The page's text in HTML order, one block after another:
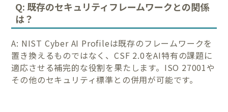
Q: 既存のセキュリティフレームワークとの関係
は？
A: NIST Cyber AI Profileは既存のフレームワークを
置き換えるものではなく、CSF 2.0をAI特有の課題に
適応させる補完的な役割を果たします。ISO 27001や
その他のセキュリティ標準との併用が可能です。